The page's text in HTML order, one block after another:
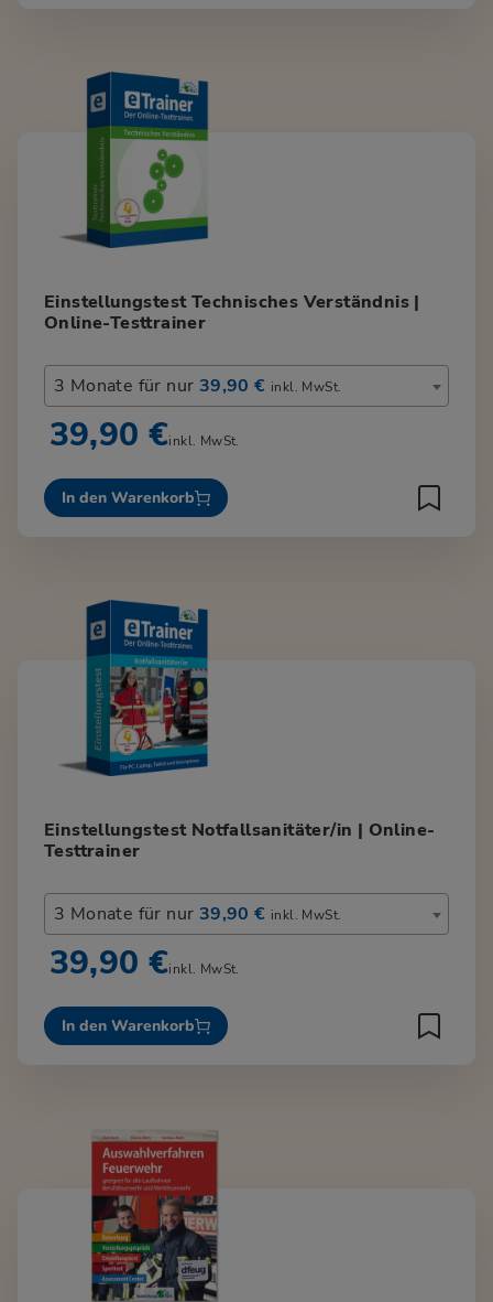
Einstellungstest Technisches Verständnis |
Online-Testtrainer
3 Monate für nur 39,90 € inkl. MwSt.
39,90 €inkl. MwSt.
In den Warenkorb
Einstellungstest Notfallsanitäter/in | Online-
Testtrainer
3 Monate für nur 39,90 € inkl. MwSt.
39,90 €inkl. MwSt.
In den Warenkorb